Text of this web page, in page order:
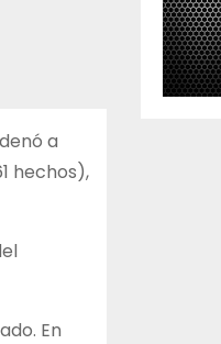
a
hechos),
En